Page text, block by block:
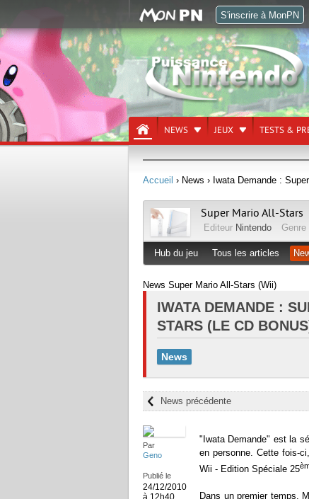
NEWS JEUX TESTS &
Accueil › News › Iwata Demande :
Super Mario All-Stars
Editeur Nintendo Genre
Hub du jeu Tous les articles
News Super Mario All-Stars (Wii)
IWATA DEMANDE :
STARS (LE CD
News
News précédente
Par
Geno
Publié le
24/12/2010
à 12h40
" Iwata Demande" est la
en personne. Cette fois-
Wii - Edition Spéciale 25
Dans un premier temps,
S'inscrire à MonPN